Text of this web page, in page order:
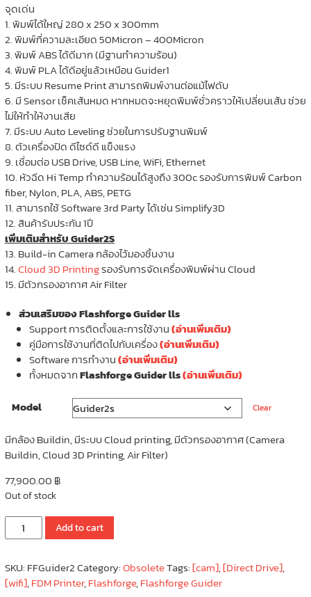
จุดเด่น
1. พิมพ์ได้ใหญ่ 280 x 250 x 300mm
2. พิมพ์ที่ความละเอียด 50Micron – 400Micron
3. พิมพ์ ABS ได้ดีมาก (มีฐานทำความร้อน)
4. พิมพ์ PLA ได้ดีอยู่แล้วเหมือน Guider1
5. มีระบบ Resume Print สามารถพิมพ์งานต่อแม้ไฟดับ
6. มี Sensor เช็คเส้นหมด หากหมดจะหยุดพิมพ์ชั่วคราวให้เปลี่ยนเส้น ช่วย
ไม่ให้ทำให้งานเสีย
7. มีระบบ Auto Leveling ช่วยในการปรับฐานพิมพ์
8. ตัวเครื่องปิด ดีไซด์ดี แข็งแรง
9. เชื่อมต่อ USB Drive, USB Line, WiFi, Ethernet
10. หัวฉีด Hi Temp ทำความร้อนได้สูงถึง 300c รองรับการพิมพ์ Carbon
fiber, Nylon, PLA, ABS, PETG
11. สามารถใช้ Software 3rd Party ได้เช่น Simplify3D
12. สินค้ารับประกัน 1ปี
เพิ่มเติมสำหรับ Guider2S
13. Build-in Camera กล้องไว้มองชิ้นงาน
14.Cloud 3D Printingรองรับการจัดเครื่องพิมพ์ผ่าน Cloud
15. มีตัวกรองอากาศ Air Filter
ส่วนเสริมของ Flashforge Guider lls
Support การติดตั้งและการใช้งาน(อ่านเพิ่มเติม)
คู่มือการใช้งานที่ติดไปกับเครื่อง(อ่านเพิ่มเติม)
Software การทำงาน(อ่านเพิ่มเติม)
ทั้งหมดจากFlashforge Guider lls(อ่านเพิ่มเติม)
Model
Clear
มีกล้อง Buildin, มีระบบ Cloud printing, มีตัวกรองอากาศ (Camera
Buildin, Cloud 3D Printing, Air Filter)
77,900.00 ฿
Out of stock
Flashforge
Guider2/Guider2s
Printer
quantity
Add to cart
SKU: FFGuider2Category:ObsoleteTags:[cam],[Direct Drive],
[wifi],FDM Printer,Flashforge,Flashforge Guider